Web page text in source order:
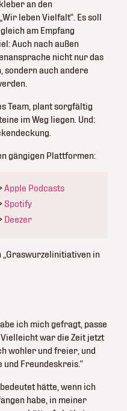
an den
leben Vielfalt“. Es soll
am Empfang
Auch nach außen
nicht nur das
sondern auch andere
Team, plant sorgfältig
im Weg liegen. Und:
gängigen Plattformen:
Apple Podcasts
Spotify
Deezer
„Graswurzelinitiativen in
ich mich gefragt, passe
war die Zeit jetzt
wohler und freier, und
und Freundeskreis.“
hätte, wenn ich
habe, in meiner